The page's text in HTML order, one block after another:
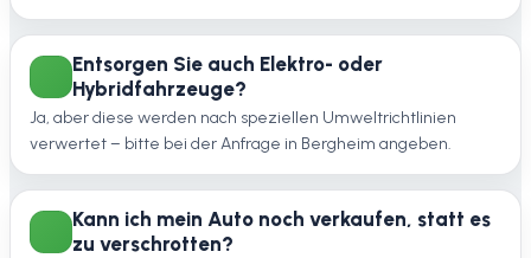
Entsorgen Sie auch Elektro- oder
Hybridfahrzeuge?
Ja, aber diese werden nach speziellen Umweltrichtlinien
verwertet – bitte bei der Anfrage in Bergheim angeben.
Kann ich mein Auto noch verkaufen, statt es
zu verschrotten?